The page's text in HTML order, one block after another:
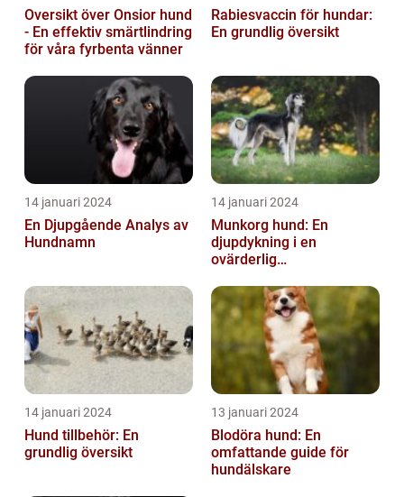
Oversikt över Onsior hund
- En effektiv smärtlindring
för våra fyrbenta vänner
Rabiesvaccin för hundar:
En grundlig översikt
14 januari 2024
En Djupgående Analys av
Hundnamn
14 januari 2024
Munkorg hund: En
djupdykning i en
ovärderlig
14 januari 2024
Hund tillbehör: En
grundlig översikt
13 januari 2024
Blodöra hund: En
omfattande guide för
hundälskare